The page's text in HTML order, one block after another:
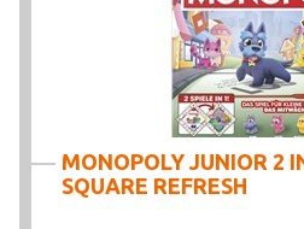
MONOPOLY JUNIOR 2
SQUARE REFRESH